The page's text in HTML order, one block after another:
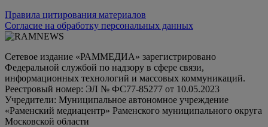
Правила цитирования материалов
Согласие на обработку персональных данных
Сетевое издание «РАММЕДИА» зарегистрировано
Федеральной службой по надзору в сфере связи,
информационных технологий и массовых коммуникаций.
Реестровый номер: ЭЛ № ФС77-85277 от 10.05.2023
Учредители: Муниципальное автономное учреждение
«Раменский медиацентр» Раменского муниципального округа
Московской области